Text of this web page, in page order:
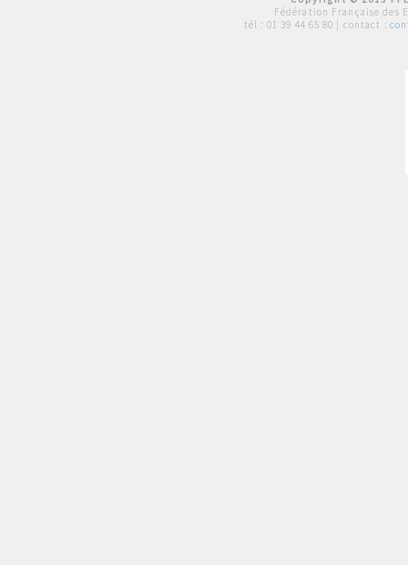
Fédération Française des
tél : 01 39 44 65 80 | contact :